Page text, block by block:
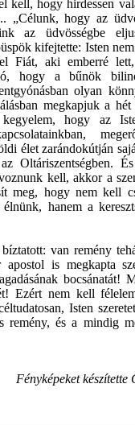
kell, hogy hirdessen
„Célunk, hogy az
az üdvösségbe
kifejtette: Isten
Fiát, aki emberré
hogy a bűnök
olyan
megkapjuk a hét
kegyelem, hogy az
élet zarándokútján
Oltáriszentségben.
kell, akkor a
meg, hogy nem kell
hanem a
van remény
is megkapta
bocsánatát!
Ezért nem kell
Isten
és a mindig
Fényképeket készítette